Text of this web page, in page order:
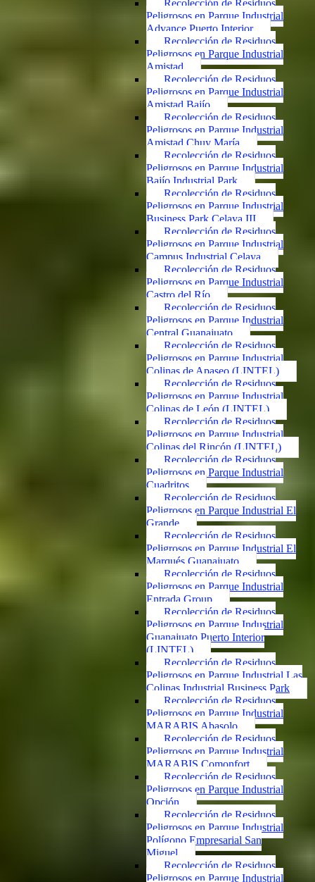
Recolección de Residuos
Peligrosos en Parque Industrial
Advance Puerto Interior
Recolección de Residuos
Peligrosos en Parque Industrial
Amistad
Recolección de Residuos
Peligrosos en Parque Industrial
Amistad Bajío
Recolección de Residuos
Peligrosos en Parque Industrial
Amistad Chuy María
Recolección de Residuos
Peligrosos en Parque Industrial
Bajío Industrial Park
Recolección de Residuos
Peligrosos en Parque Industrial
Business Park Celaya III
Recolección de Residuos
Peligrosos en Parque Industrial
Campus Industrial Celaya
Recolección de Residuos
Peligrosos en Parque Industrial
Castro del Río
Recolección de Residuos
Peligrosos en Parque Industrial
Central Guanajuato
Recolección de Residuos
Peligrosos en Parque Industrial
Colinas de Apaseo (LINTEL)
Recolección de Residuos
Peligrosos en Parque Industrial
Colinas de León (LINTEL)
Recolección de Residuos
Peligrosos en Parque Industrial
Colinas del Rincón (LINTEL)
Recolección de Residuos
Peligrosos en Parque Industrial
Cuadritos
Recolección de Residuos
Peligrosos en Parque Industrial El
Grande
Recolección de Residuos
Peligrosos en Parque Industrial El
Marqués Guanajuato
Recolección de Residuos
Peligrosos en Parque Industrial
Entrada Group
Recolección de Residuos
Peligrosos en Parque Industrial
Guanajuato Puerto Interior
(LINTEL)
Recolección de Residuos
Peligrosos en Parque Industrial Las
Colinas Industrial Business Park
Recolección de Residuos
Peligrosos en Parque Industrial
MARABIS Abasolo
Recolección de Residuos
Peligrosos en Parque Industrial
MARABIS Comonfort
Recolección de Residuos
Peligrosos en Parque Industrial
Opción
Recolección de Residuos
Peligrosos en Parque Industrial
Polígono Empresarial San
Miguel
Recolección de Residuos
Peligrosos en Parque Industrial